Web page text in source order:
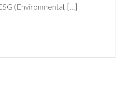
(Environmental, […]